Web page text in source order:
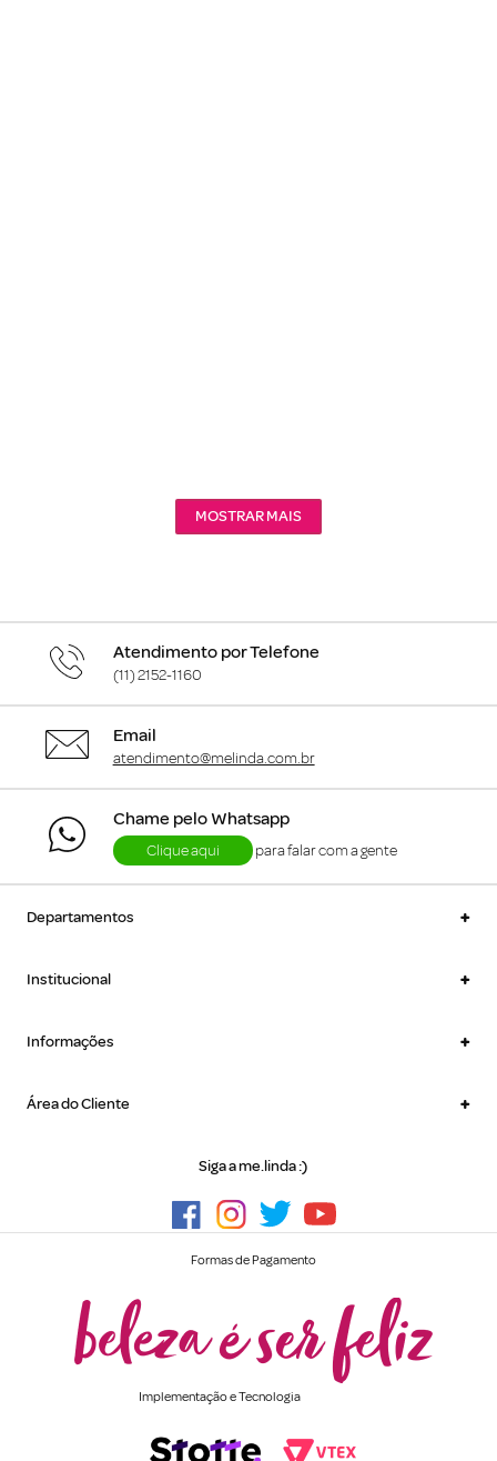
MOSTRAR MAIS
Atendimento por Telefone
(11) 2152-1160
Email
atendimento@melinda.com.br
Chame pelo Whatsapp
Clique aqui para falar com a gente
Departamentos +
Institucional +
Informações +
Área do Cliente +
Siga a me.linda :)
Formas de Pagamento
Implementação e Tecnologia